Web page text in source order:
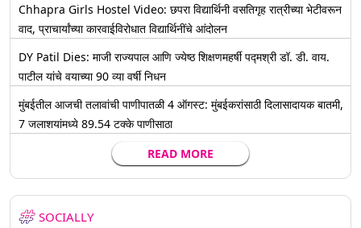
Chhapra Girls Hostel Video: छपरा विद्यार्थिनी वसतिगृह रात्रीच्या भेटीवरून
वाद, प्राचार्यांच्या कारवाईविरोधात विद्यार्थिनींचे आंदोलन
DY Patil Dies: माजी राज्यपाल आणि ज्येष्ठ शिक्षणमहर्षी पद्मश्री डॉ. डी. वाय.
पाटील यांचे वयाच्या 90 व्या वर्षी निधन
मुंबईतील आजची तलावांची पाणीपातळी 4 ऑगस्ट: मुंबईकरांसाठी दिलासादायक बातमी,
7 जलाशयांमध्ये 89.54 टक्के पाणीसाठा
READ MORE
SOCIALLY